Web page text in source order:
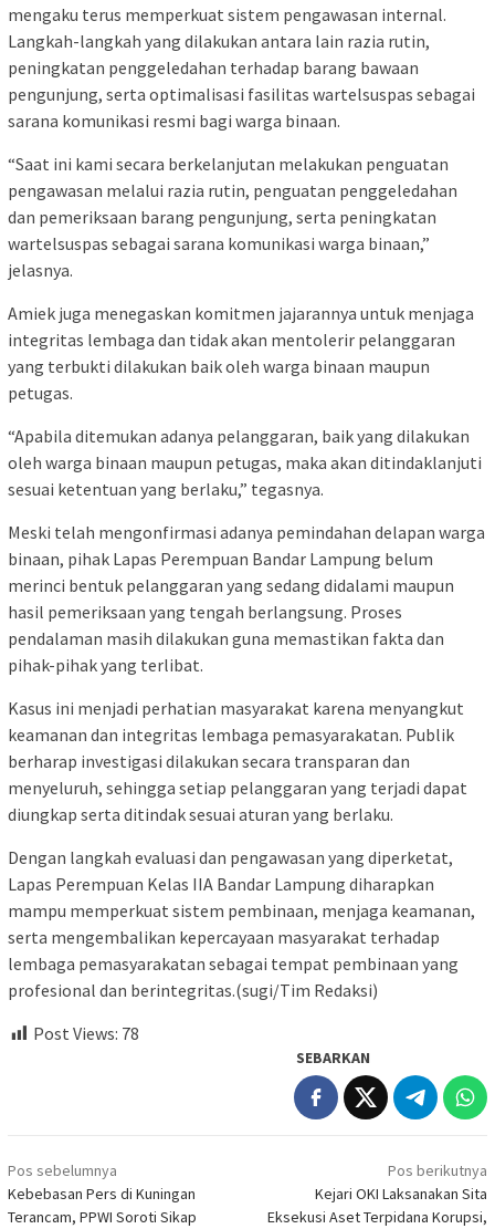
mengaku terus memperkuat sistem pengawasan internal.
Langkah-langkah yang dilakukan antara lain razia rutin,
peningkatan penggeledahan terhadap barang bawaan
pengunjung, serta optimalisasi fasilitas wartelsuspas sebagai
sarana komunikasi resmi bagi warga binaan.
“Saat ini kami secara berkelanjutan melakukan penguatan
pengawasan melalui razia rutin, penguatan penggeledahan
dan pemeriksaan barang pengunjung, serta peningkatan
wartelsuspas sebagai sarana komunikasi warga binaan,”
jelasnya.
Amiek juga menegaskan komitmen jajarannya untuk menjaga
integritas lembaga dan tidak akan mentolerir pelanggaran
yang terbukti dilakukan baik oleh warga binaan maupun
petugas.
“Apabila ditemukan adanya pelanggaran, baik yang dilakukan
oleh warga binaan maupun petugas, maka akan ditindaklanjuti
sesuai ketentuan yang berlaku,” tegasnya.
Meski telah mengonfirmasi adanya pemindahan delapan warga
binaan, pihak Lapas Perempuan Bandar Lampung belum
merinci bentuk pelanggaran yang sedang didalami maupun
hasil pemeriksaan yang tengah berlangsung. Proses
pendalaman masih dilakukan guna memastikan fakta dan
pihak-pihak yang terlibat.
Kasus ini menjadi perhatian masyarakat karena menyangkut
keamanan dan integritas lembaga pemasyarakatan. Publik
berharap investigasi dilakukan secara transparan dan
menyeluruh, sehingga setiap pelanggaran yang terjadi dapat
diungkap serta ditindak sesuai aturan yang berlaku.
Dengan langkah evaluasi dan pengawasan yang diperketat,
Lapas Perempuan Kelas IIA Bandar Lampung diharapkan
mampu memperkuat sistem pembinaan, menjaga keamanan,
serta mengembalikan kepercayaan masyarakat terhadap
lembaga pemasyarakatan sebagai tempat pembinaan yang
profesional dan berintegritas.(sugi/Tim Redaksi)
Post Views: 78
SEBARKAN
Navigasi
pos
Pos sebelumnya
Kebebasan Pers di Kuningan
Terancam, PPWI Soroti Sikap
Pos berikutnya
Kejari OKI Laksanakan Sita
Eksekusi Aset Terpidana Korupsi,